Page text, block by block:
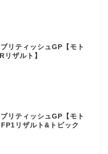
リティッシュGP【モト
リザルト】
リティッシュGP【モト
リザルト&トピック